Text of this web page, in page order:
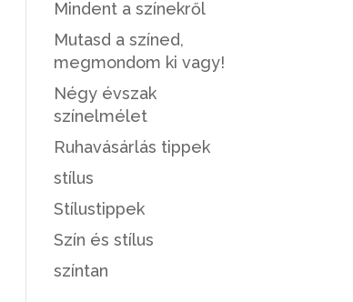
Mindent a színekről
Mutasd a színed,
megmondom ki vagy!
Négy évszak
színelmélet
Ruhavásárlás tippek
stílus
Stílustippek
Szín és stílus
színtan